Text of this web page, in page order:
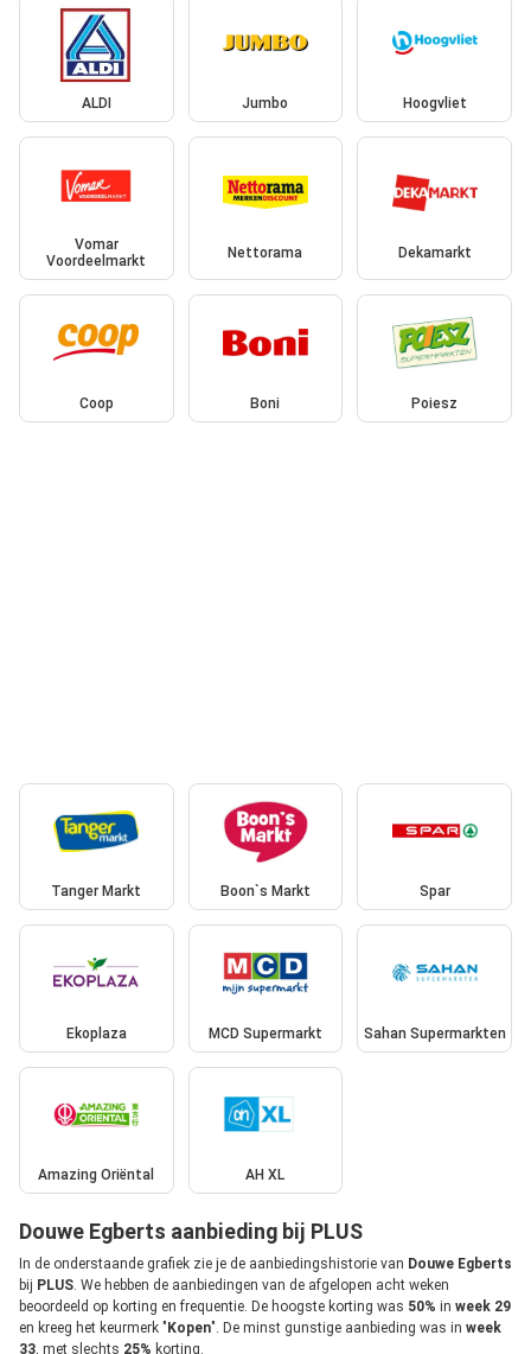
ALDI Jumbo Hoogvliet
Vomar
Voordeelmarkt
Nettorama Dekamarkt
Coop Boni Poiesz
Tanger Markt Boon`s Markt Spar
Ekoplaza MCD Supermarkt Sahan Supermarkten
Amazing Oriëntal AH XL
Douwe Egberts aanbieding bij PLUS
In de onderstaande grafiek zie je de aanbiedingshistorie van Douwe Egberts
bij PLUS. We hebben de aanbiedingen van de afgelopen acht weken
beoordeeld op korting en frequentie. De hoogste korting was 50% in week 29
en kreeg het keurmerk " Kopen". De minst gunstige aanbieding was in week
33, met slechts 25% korting.